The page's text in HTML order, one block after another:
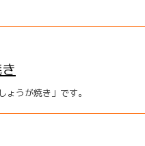
うが焼き」です。